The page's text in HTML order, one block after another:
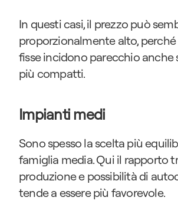
In questi casi, il prezzo può
proporzionalmente alto, perché
fisse incidono parecchio anche
più compatti.
Impianti medi
Sono spesso la scelta più
famiglia media. Qui il rapporto
produzione e possibilità di
tende a essere più favorevole.